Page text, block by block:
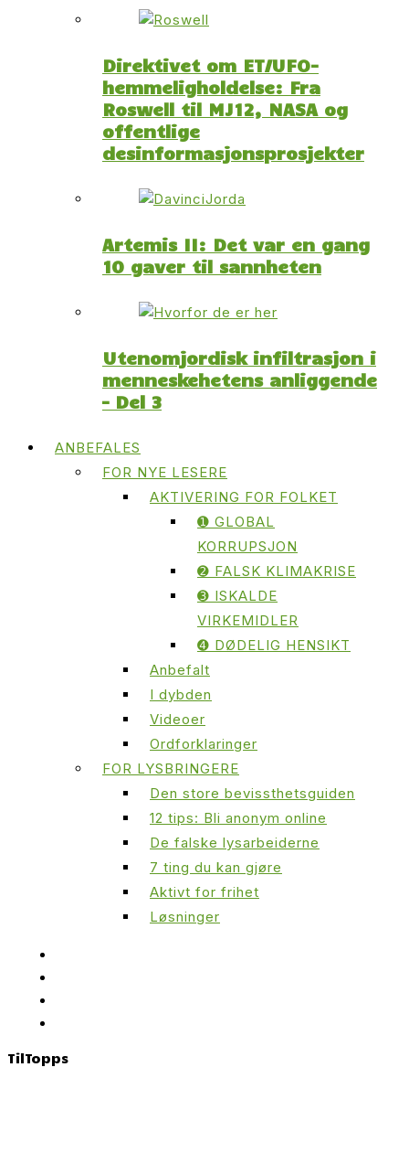
Direktivet om ET/UFO-
hemmeligholdelse: Fra
Roswell til MJ12, NASA og
offentlige
desinformasjonsprosjekter
Artemis II: Det var en gang
10 gaver til sannheten
Utenomjordisk infiltrasjon i
menneskehetens anliggende
– Del 3
ANBEFALES
FOR NYE LESERE
AKTIVERING FOR FOLKET
➊ GLOBAL
KORRUPSJON
➋ FALSK KLIMAKRISE
➌ ISKALDE
VIRKEMIDLER
➍ DØDELIG HENSIKT
Anbefalt
I dybden
Videoer
Ordforklaringer
FOR LYSBRINGERE
Den store bevissthetsguiden
12 tips: Bli anonym online
De falske lysarbeiderne
7 ting du kan gjøre
Aktivt for frihet
Løsninger
TilTopps